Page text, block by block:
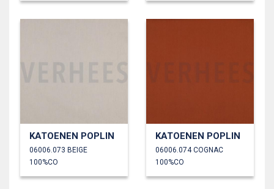
KATOENEN POPLIN
06006.073 BEIGE
100%CO
KATOENEN POPLIN
06006.074 COGNAC
100%CO